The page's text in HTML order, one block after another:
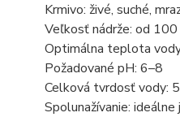
Krmivo: živé, suché,
Veľkosť nádrže: od
Optimálna teplota
Požadované pH: 6–8
Celková tvrdosť vody:
Spolunažívanie: